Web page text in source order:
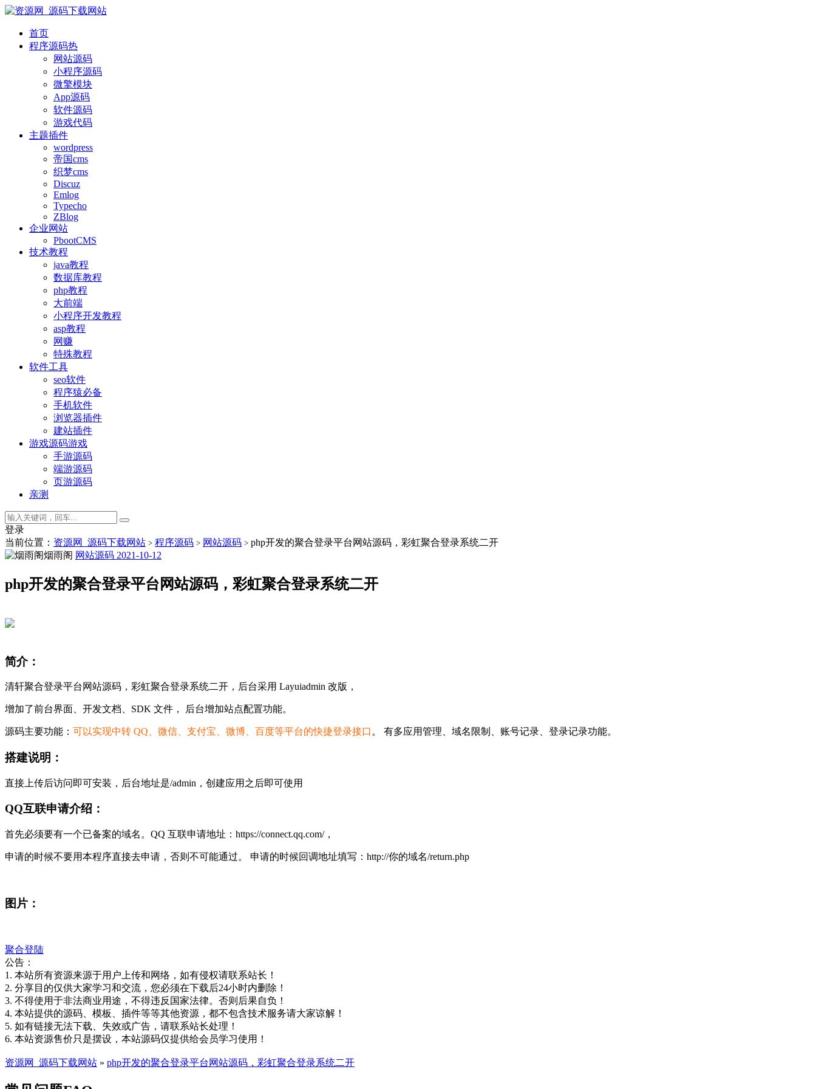
首页
程序源码热
网站源码
小程序源码
微擎模块
App源码
软件源码
游戏代码
主题插件
wordpress
帝国cms
织梦cms
Discuz
Emlog
Typecho
ZBlog
企业网站
PbootCMS
技术教程
java教程
数据库教程
php教程
大前端
小程序开发教程
asp教程
网赚
特殊教程
软件工具
seo软件
程序猿必备
手机软件
浏览器插件
建站插件
游戏源码游戏
手游源码
端游源码
页游源码
亲测
登录
当前位置： 资源网_源码下载网站 > 程序源码 > 网站源码 > php开发的聚合登录平台网站源码，彩虹聚合登录系统二开
烟雨阁 网站源码 2021-10-12
php开发的聚合登录平台网站源码，彩虹聚合登录系统二开
简介：
清轩聚合登录平台网站源码，彩虹聚合登录系统二开，后台采用 Layuiadmin 改版，
增加了前台界面、开发文档、SDK 文件， 后台增加站点配置功能。
源码主要功能： 可以实现中转 QQ、微信、支付宝、微博、百度等平台的快捷登录接口 。 有多应用管理、域名限制、账号记录、登录记录功能。
搭建说明：
直接上传后访问即可安装，后台地址是/admin，创建应用之后即可使用
QQ互联申请介绍：
首先必须要有一个已备案的域名。QQ 互联申请地址：https://connect.qq.com/，
申请的时候不要用本程序直接去申请，否则不可能通过。 申请的时候回调地址填写：http://你的域名/return.php
图片：
聚合登陆
公告：
1. 本站所有资源来源于用户上传和网络，如有侵权请联系站长！
2. 分享目的仅供大家学习和交流，您必须在下载后24小时内删除！
3. 不得使用于非法商业用途，不得违反国家法律。否则后果自负！
4. 本站提供的源码、模板、插件等等其他资源，都不包含技术服务请大家谅解！
5. 如有链接无法下载、失效或广告，请联系站长处理！
6. 本站资源售价只是摆设，本站源码仅提供给会员学习使用！
资源网_源码下载网站 » php开发的聚合登录平台网站源码，彩虹聚合登录系统二开